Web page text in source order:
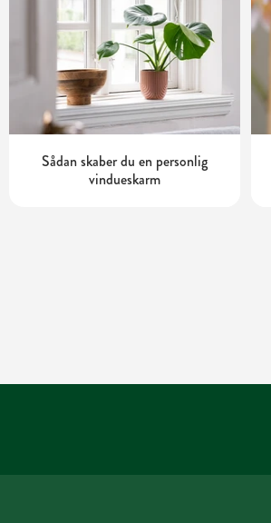
Sådan skaber du en personlig
vindueskarm